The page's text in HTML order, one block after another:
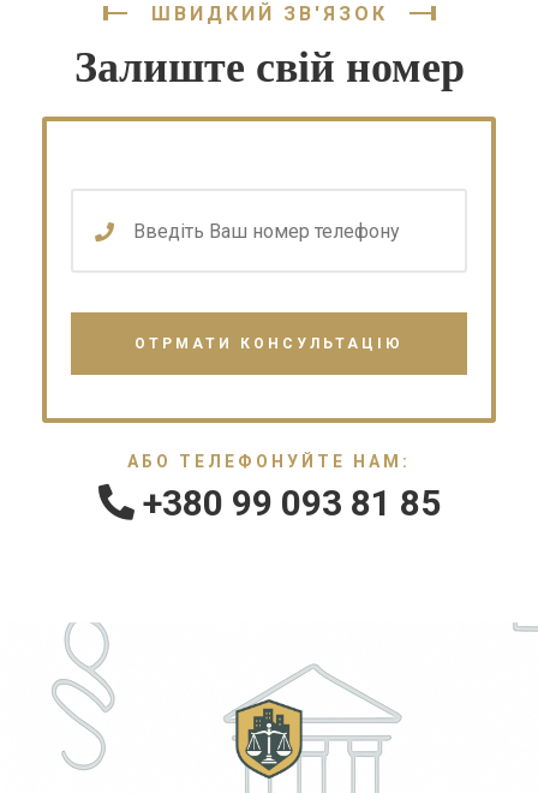
ШВИДКИЙ ЗВ'ЯЗОК
Залиште свій номер
АБО ТЕЛЕФОНУЙТЕ НАМ:
+380 99 093 81 85